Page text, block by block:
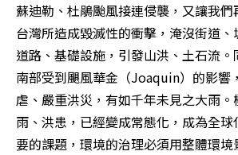
蘇迪勒、杜鵑颱風接連侵襲，又讓我
台灣所造成毀滅性的衝擊，淹沒街道
道路、基礎設施，引發山洪、土石流
南部受到颶風華金（Joaquin）的影響
虐、嚴重洪災，有如千年未見之大雨
雨、洪患，已經變成常態化，成為全
要的課題，環境的治理必須用整體環境